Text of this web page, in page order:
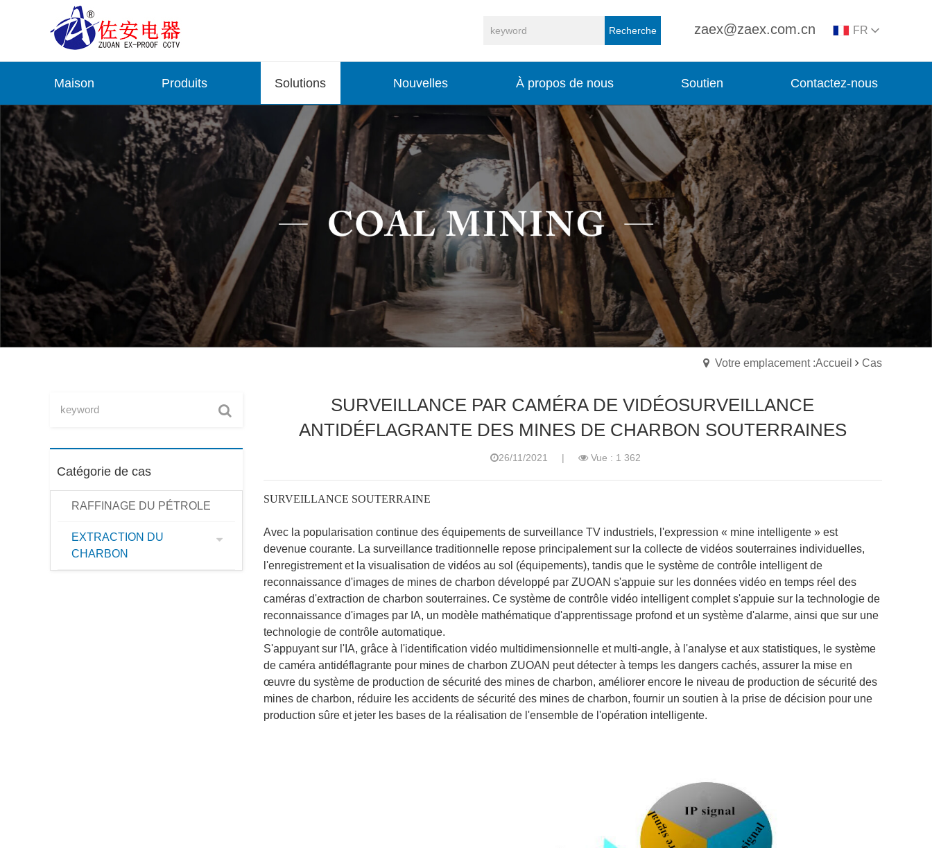
Recherche zaex@zaex.com.cn FR
Maison Produits Solutions Nouvelles À propos de nous Soutien Contactez-nous
Votre emplacement :Accueil Cas
Catégorie de cas
RAFFINAGE DU PÉTROLE
EXTRACTION DU
CHARBON
SURVEILLANCE PAR CAMÉRA DE VIDÉOSURVEILLANCE
ANTIDÉFLAGRANTE DES MINES DE CHARBON SOUTERRAINES
26/11/2021 | Vue : 1 362
SURVEILLANCE SOUTERRAINE
Avec la popularisation continue des équipements de surveillance TV industriels, l'expression « mine intelligente » est
devenue courante. La surveillance traditionnelle repose principalement sur la collecte de vidéos souterraines individuelles,
l'enregistrement et la visualisation de vidéos au sol (équipements), tandis que le système de contrôle intelligent de
reconnaissance d'images de mines de charbon développé par ZUOAN s'appuie sur les données vidéo en temps réel des
caméras d'extraction de charbon souterraines. Ce système de contrôle vidéo intelligent complet s'appuie sur la technologie de
reconnaissance d'images par IA, un modèle mathématique d'apprentissage profond et un système d'alarme, ainsi que sur une
technologie de contrôle automatique.
S'appuyant sur l'IA, grâce à l'identification vidéo multidimensionnelle et multi-angle, à l'analyse et aux statistiques, le système
de caméra antidéflagrante pour mines de charbon ZUOAN peut détecter à temps les dangers cachés, assurer la mise en
œuvre du système de production de sécurité des mines de charbon, améliorer encore le niveau de production de sécurité des
mines de charbon, réduire les accidents de sécurité des mines de charbon, fournir un soutien à la prise de décision pour une
production sûre et jeter les bases de la réalisation de l'ensemble de l'opération intelligente.